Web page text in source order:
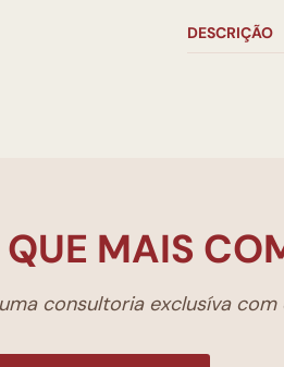
DESCRIÇÃO
MAIS
consultoria exclusíva